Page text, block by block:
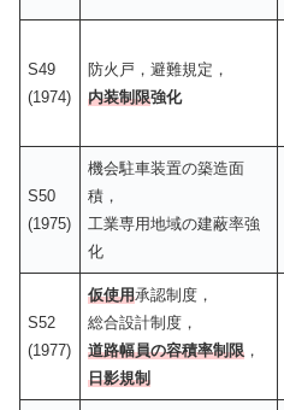
S49
(1974)
防火戸，避難規定，
内装制限強化
S50
(1975)
機会駐車装置の築造面
積，
工業専用地域の建蔽率強
化
S52
(1977)
仮使用承認制度，
総合設計制度，
道路幅員の容積率制限 ，
日影規制